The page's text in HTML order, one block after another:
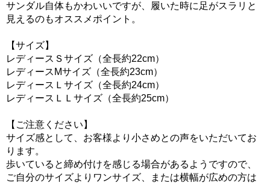
サンダル自体もかわいいですが、履いた時に足がスラリと
見えるのもオススメポイント。
【サイズ】
レディースＳサイズ（全長約22cm）
レディースMサイズ（全長約23cm）
レディースＬサイズ（全長約24cm）
レディースＬＬサイズ（全長約25cm）
【ご注意ください】
サイズ感として、お客様より小さめとの声をいただいてお
ります。
歩いていると締め付けを感じる場合があるようですので、
ご自分のサイズよりワンサイズ、または横幅が広めの方は